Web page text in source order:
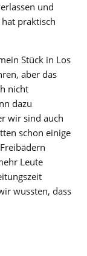
und
praktisch
Stück in Los
aber das
nicht
dazu
wir sind auch
schon einige
Leute
wussten, dass